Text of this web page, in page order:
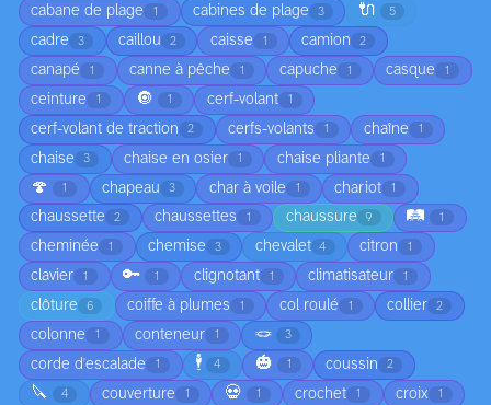
cabane de plage 1 cabines de plage 3 🔌 5
cadre 3 caillou 2 caisse 1 camion 2
canapé 1 canne à pêche 1 capuche 1 casque 1
ceinture 1 🔘 1 cerf-volant 1
cerf-volant de traction 2 cerfs-volants 1 chaîne 1
chaise 3 chaise en osier 1 chaise pliante 1
🍄 1 chapeau 3 char à voile 1 chariot 1
chaussette 2 chaussettes 1 chaussure 9 🛤️ 1
cheminée 1 chemise 3 chevalet 4 citron 1
clavier 1 🔑 1 clignotant 1 climatisateur 1
clôture 6 coiffe à plumes 1 col roulé 1 collier 2
colonne 1 conteneur 1 🪢 3
corde d'escalade 1 🕴️ 4 🎃 1 coussin 2
🔪 4 couverture 1 💀 1 crochet 1 croix 1